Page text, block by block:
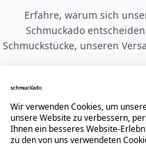
Erfahre, warum sich
Schmuckado
Schmuckstücke, unseren
Ausgewählte
Bewertungen
Wir verwenden Cookies, um
unsere Website zu verbessern,
Ihnen ein besseres Website-
zu den von uns verwendeten